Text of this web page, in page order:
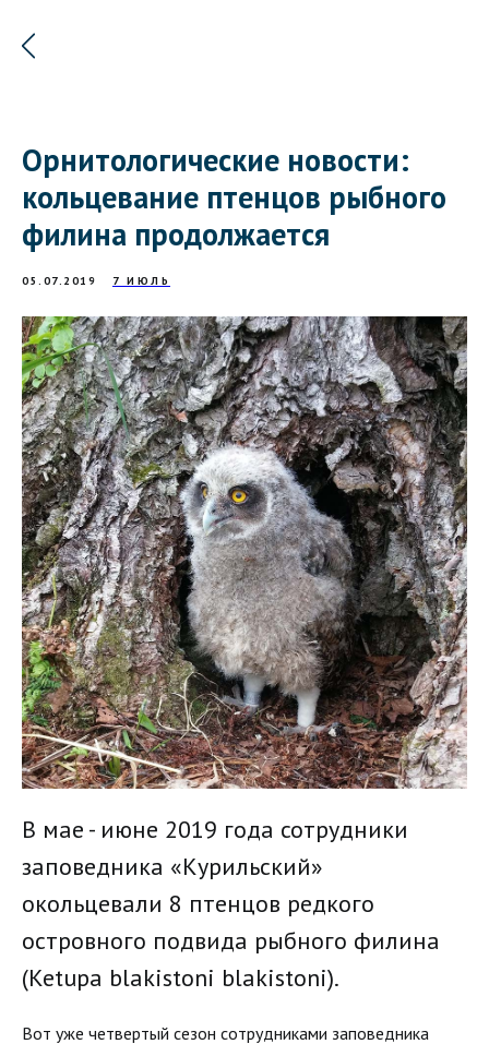
Орнитологические новости:
кольцевание птенцов рыбного
филина продолжается
05.07.2019 7 ИЮЛЬ
В мае - июне 2019 года сотрудники
заповедника «Курильский»
окольцевали 8 птенцов редкого
островного подвида рыбного филина
(Ketupa blakistoni blakistoni).
Вот уже четвертый сезон сотрудниками заповедника